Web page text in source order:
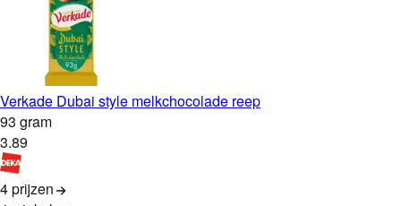
Verkade Dubai style melkchocolade reep
93 gram
3.89
4 prijzen